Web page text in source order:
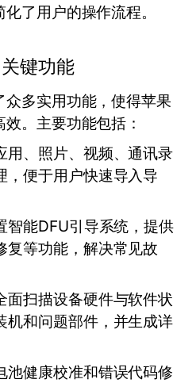
了用户的操作流程。
键功能
多实用功能，使得苹果
。主要功能包括：
用、照片、视频、通讯录
，便于用户快速导入导
智能DFU引导系统，提供
复等功能，解决常见故
面扫描设备硬件与软件状
机和问题部件，并生成详
池健康校准和错误代码修